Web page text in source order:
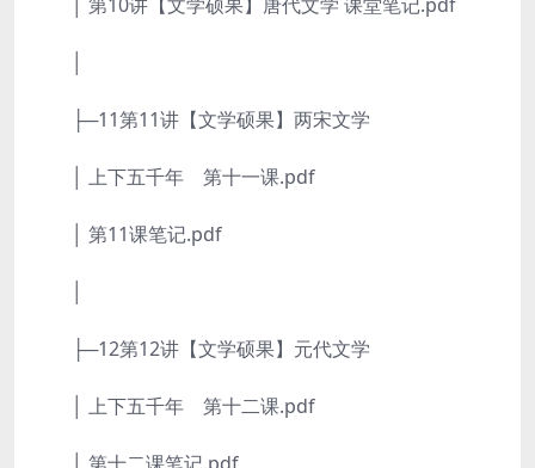
├─11第11讲【文学硕果】两宋文学
│ 上下五千年 第十一课.pdf
│ 第11课笔记.pdf
├─12第12讲【文学硕果】元代文学
│ 上下五千年 第十二课.pdf